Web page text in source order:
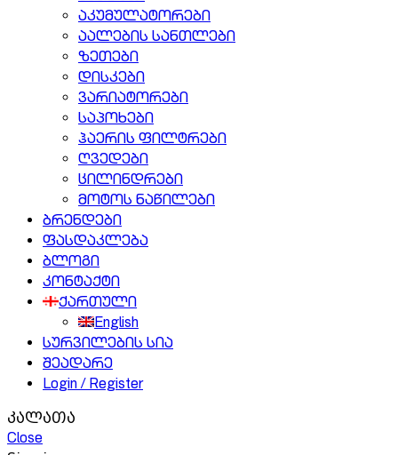
აკუმულატორები
აალების სანთლები
ზეთები
დისკები
ვარიატორები
საპოხები
ჰაერის ფილტრები
ღვედები
ცილინდრები
მოტოს ნაწილები
ბრენდები
ფასდაკლება
ბლოგი
კონტაქტი
ქართული
English
სურვილების სია
შეადარე
Login / Register
კალათა
Close